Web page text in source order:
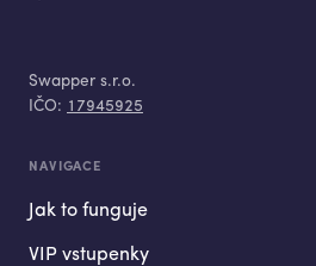
Swapper s.r.o.
IČO: 17945925
NAVIGACE
Jak to funguje
VIP vstupenky